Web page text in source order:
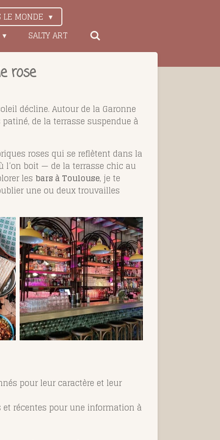
LE MONDE
SALTY ART
rose
décline. Autour de la Garonne
de la terrasse suspendue à
roses qui se reflètent dans la
l’on boit — de la terrasse chic au
les bars à Toulouse, je te
une ou deux trouvailles
pour leur caractère et leur
et récentes pour une information à